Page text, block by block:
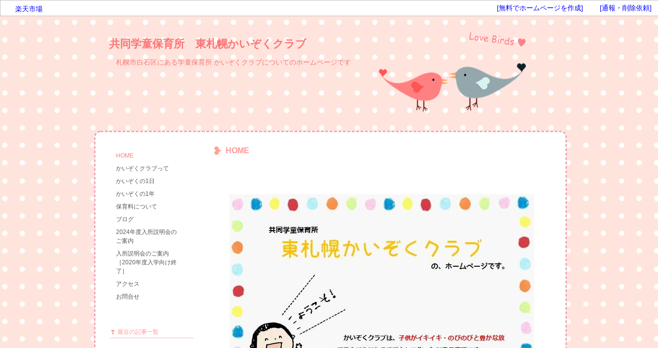
楽天市場 [無料でホームページを作成] [通報・削除依頼]
共同学童保育所 東札幌かいぞくクラブ
札幌市白石区にある学童保育所 かいぞくクラブについてのホームページです
HOME
HOME
かいぞくクラブって
かいぞくの1日
かいぞくの1年
保育料について
ブログ
2024年度入所説明会の
ご案内
入所説明会のご案内
［2020年度入学向け終
了］
アクセス
お問合せ
最近の記事一覧